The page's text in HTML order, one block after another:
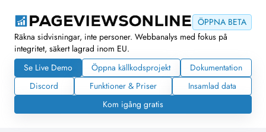
ÖPPNA BETA
Räkna sidvisningar, inte personer. Webbanalys med fokus på
integritet, säkert lagrad inom EU.
Se Live Demo
Öppna källkodsprojekt
Dokumentation
Discord
Funktioner & Priser
Insamlad data
Kom igång gratis